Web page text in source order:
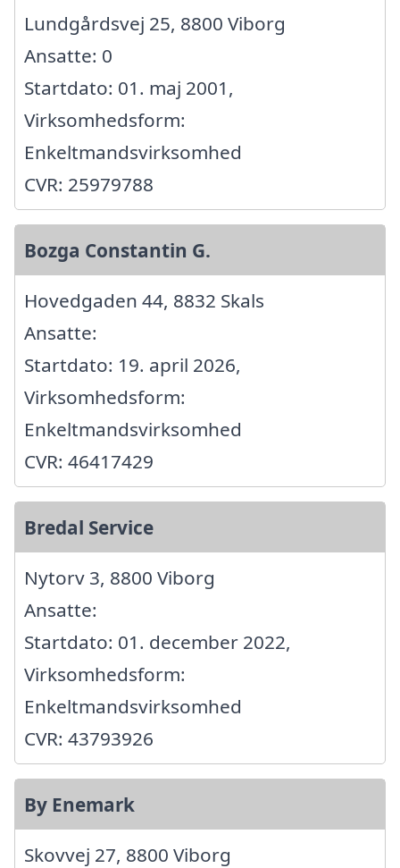
Lundgårdsvej 25, 8800 Viborg
Ansatte: 0
Startdato: 01. maj 2001,
Virksomhedsform:
Enkeltmandsvirksomhed
CVR: 25979788
Bozga Constantin G.
Hovedgaden 44, 8832 Skals
Ansatte:
Startdato: 19. april 2026,
Virksomhedsform:
Enkeltmandsvirksomhed
CVR: 46417429
Bredal Service
Nytorv 3, 8800 Viborg
Ansatte:
Startdato: 01. december 2022,
Virksomhedsform:
Enkeltmandsvirksomhed
CVR: 43793926
By Enemark
Skovvej 27, 8800 Viborg